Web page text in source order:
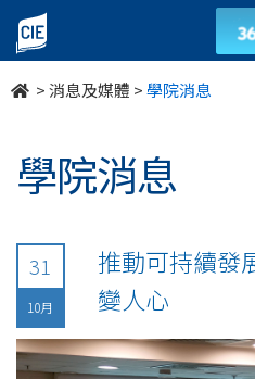
undefined
>消息及媒體 >學院消息
學院消息
31
10月
推動可持續
變人心